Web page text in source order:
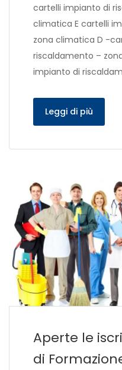
cartelli impianto di
climatica E cartelli
zona climatica D -
riscaldamento –
impianto di
Leggi di più
Aperte le
di